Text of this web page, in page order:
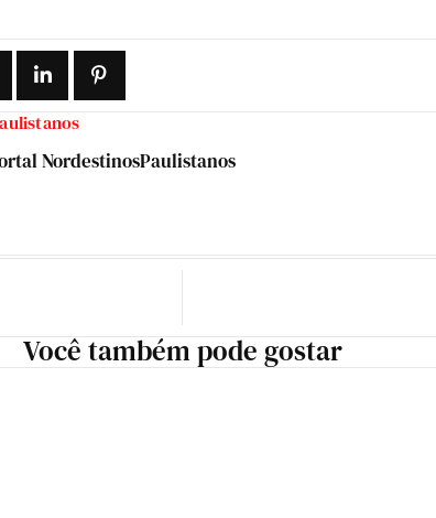
NordestinosPaulistanos
Você também pode gostar